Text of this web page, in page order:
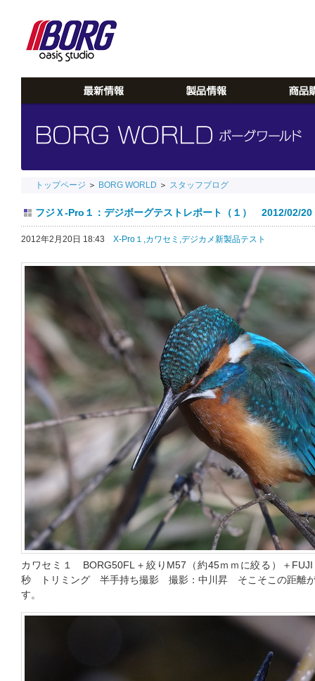
トップページ ＞ BORG WORLD ＞ スタッフブログ
フジＸ-Pro１：デジボーグテストレポート（１） 2012/02/20
2012年2月20日 18:43 X-Pro１,カワセミ,デジカメ新製品テスト
カワセミ１ BORG50FL＋絞りM57（約45ｍｍに絞る）＋
秒 トリミング 半手持ち撮影 撮影：中川昇 そこそこの距離が
す。